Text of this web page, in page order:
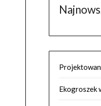
Ekogroszek